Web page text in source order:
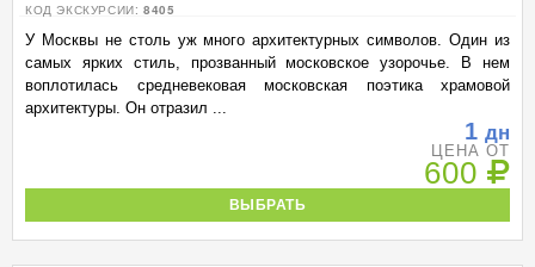
КОД ЭКСКУРСИИ: 8405
У Москвы не столь уж много архитектурных символов. Один из
самых ярких стиль, прозванный московское узорочье. В нем
воплотилась средневековая московская поэтика храмовой
архитектуры. Он отразил ...
1 дн
ЦЕНА ОТ
600
ВЫБРАТЬ